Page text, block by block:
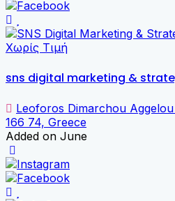
Χωρίς Τιμή
sns digital marketing &
Leoforos Dimarchou
166 74, Greece
Added on June